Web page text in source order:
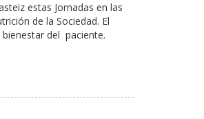
estas Jornadas en las
de la Sociedad. El
del paciente.